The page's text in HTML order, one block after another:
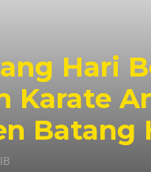
Hari
Karate
Batang